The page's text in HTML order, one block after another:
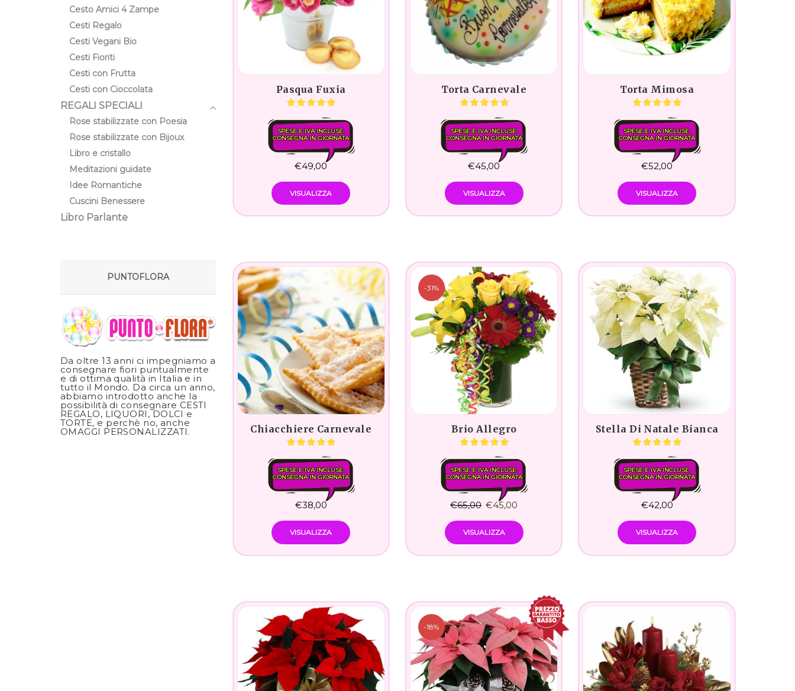
Pasqua Fuxia
SPESE E IVA INCLUSE.
CONSEGNA IN GIORNATA
€49,00
VISUALIZZA
Torta Carnevale
SPESE E IVA INCLUSE.
CONSEGNA IN GIORNATA
€45,00
VISUALIZZA
Torta Mimosa
SPESE E IVA INCLUSE.
CONSEGNA IN GIORNATA
€52,00
VISUALIZZA
Chiacchiere Carnevale
SPESE E IVA INCLUSE.
CONSEGNA IN GIORNATA
€38,00
VISUALIZZA
-31%
Brio Allegro
SPESE E IVA INCLUSE.
CONSEGNA IN GIORNATA
€65,00 €45,00
VISUALIZZA
Stella Di Natale Bianca
SPESE E IVA INCLUSE.
CONSEGNA IN GIORNATA
€42,00
VISUALIZZA
-18%
Cesto Amici 4 Zampe
Cesti Regalo
Cesti Vegani Bio
Cesti Fioriti
Cesti con Frutta
Cesti con Cioccolata
REGALI SPECIALI
Rose stabilizzate con Poesia
Rose stabilizzate con Bijoux
Libro e cristallo
Meditazioni guidate
Idee Romantiche
Cuscini Benessere
Libro Parlante
PUNTOFLORA
Da oltre 13 anni ci impegniamo a
consegnare fiori puntualmente
e di ottima qualità in Italia e in
tutto il Mondo. Da circa un anno,
abbiamo introdotto anche la
possibilità di consegnare CESTI
REGALO, LIQUORI, DOLCI e
TORTE, e perchè no, anche
OMAGGI PERSONALIZZATI.